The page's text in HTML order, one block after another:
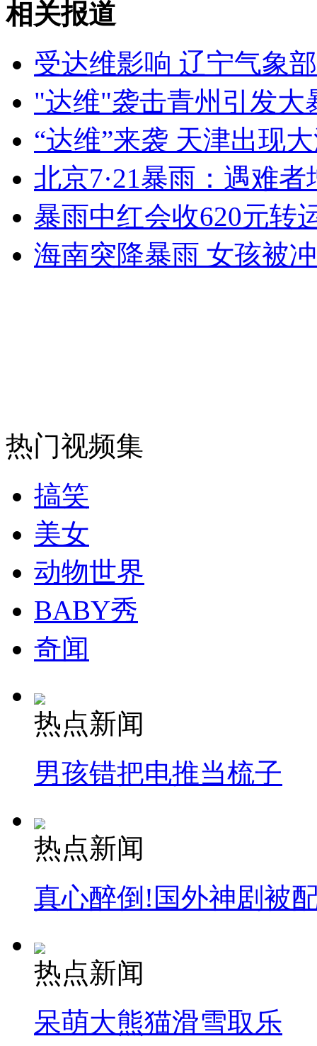
外交部：反对强权政治霸凌主义
外交部：有关国家言论片面不公正
安徽一实载49人客车翻车
走！跟着总书记去植树
消防员救轻生者 花炮节热闹非凡 减压"枕头大战"
相关报道
受达维影响 辽宁气象
"达维"袭击青州引发大
“达维”来袭 天津出现
北京7·21暴雨：遇难者
暴雨中红会收620元转
海南突降暴雨 女孩被
热门视频集
搞笑
美女
动物世界
BABY秀
奇闻
热点新闻
男孩错把电推当梳子
热点新闻
真心醉倒!国外神剧被
热点新闻
呆萌大熊猫滑雪取乐